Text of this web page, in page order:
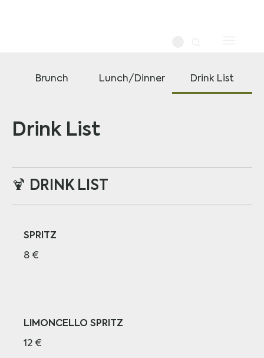
Brunch Lunch/Dinner Drink List
Drink List
🍹 DRINK LIST
SPRITZ
8 €
LIMONCELLO SPRITZ
12 €